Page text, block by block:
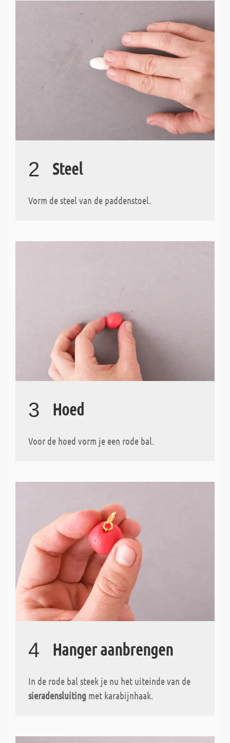
2 Steel
Vorm de steel van de paddenstoel.
3 Hoed
Voor de hoed vorm je een rode bal.
4 Hanger aanbrengen
In de rode bal steek je nu het uiteinde van de
sieradensluiting met karabijnhaak.